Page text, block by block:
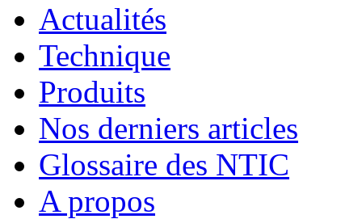
Actualités
Technique
Produits
Nos derniers articles
Glossaire des NTIC
A propos